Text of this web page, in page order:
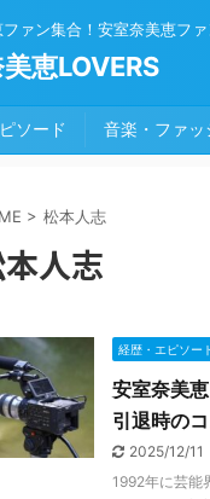
ァン集合！安室奈美恵ファ
恵LOVERS
ソード 音楽・ファッ
> 松本人志
人志
経歴・エピソー
安室奈美
引退時の
2025/12/11
1992年に芸能